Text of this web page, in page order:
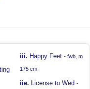
iii. Happy Feet - fwb, m
175 cm
iie. License to Wed -